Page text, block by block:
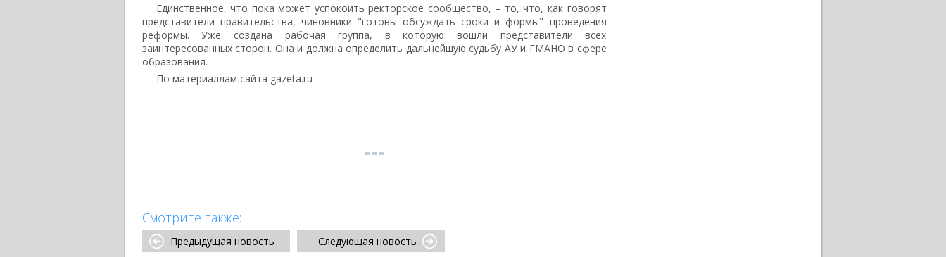
Единственное, что пока может успокоить ректорское сообщество, – то, что, как говорят
представители правительства, чиновники "готовы обсуждать сроки и формы" проведения
реформы. Уже создана рабочая группа, в которую вошли представители всех
заинтересованных сторон. Она и должна определить дальнейшую судьбу АУ и ГМАНО в сфере
образования.
По материаллам сайта gazeta.ru
Смотрите также:
Предыдущая новость Следующая новость